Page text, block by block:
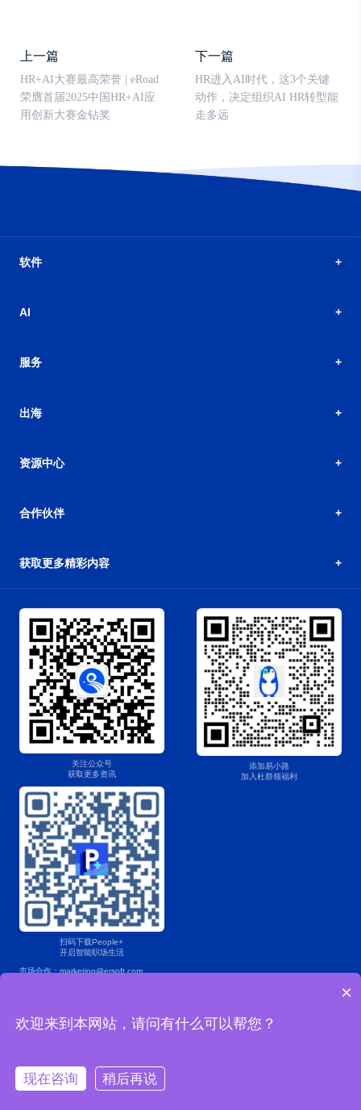
上一篇
HR+AI大赛最高荣誉 | eRoad
荣膺首届2025中国HR+AI应
用创新大赛金钻奖
下一篇
HR进入AI时代，这3个关键
动作，决定组织AI HR转型能
走多远
软件
AI
服务
出海
资源中心
合作伙伴
获取更多精彩内容
关注公众号
获取更多资讯
添加易小路
加入杜群领福利
扫码下载People+
开启智能职场生活
市场合作：marketing@ersoft.com
×
欢迎来到本网站，请问有什么可以帮您？
现在咨询 稍后再说